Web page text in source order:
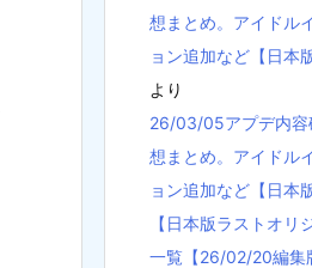
想まとめ。アイドル
ョン追加など【日本
より
26/03/05アプデ内
想まとめ。アイドル
ョン追加など【日本
【日本版ラストオ
一覧【26/02/20編集